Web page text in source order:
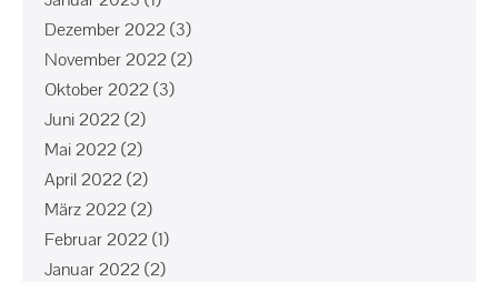
Dezember 2022 (3)
November 2022 (2)
Oktober 2022 (3)
Juni 2022 (2)
Mai 2022 (2)
April 2022 (2)
März 2022 (2)
Februar 2022 (1)
Januar 2022 (2)